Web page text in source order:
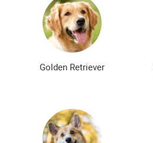
Golden Retriever